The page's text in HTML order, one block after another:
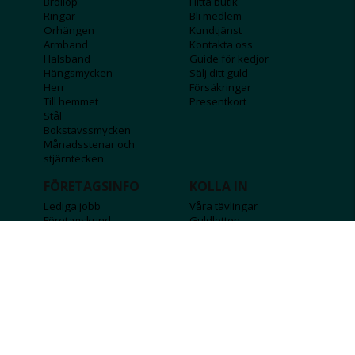
Ringar
Örhängen
Armband
Halsband
Hängsmycken
Herr
Till hemmet
Stål
Bokstavssmycken
Månadsstenar och
stjärntecken
Bli medlem
Kundtjänst
Kontakta oss
Guide för kedjor
Sälj ditt guld
Försäkringar
Presentkort
FÖRETAGSINFO
Lediga jobb
Företagskund
KOLLA IN
Våra tävlingar
Guldlotten